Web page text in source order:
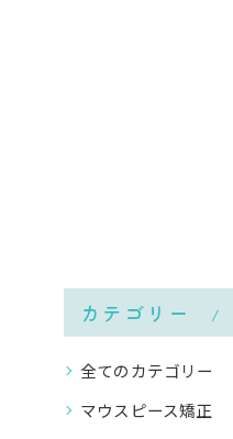
カテゴリー
全てのカテゴリー
マウスピース矯正